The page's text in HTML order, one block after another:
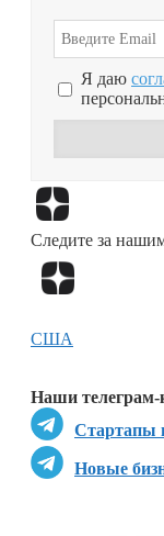
Я даю
Следите за
Наши
Стартапы
Новые
США